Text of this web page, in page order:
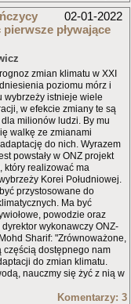
02-01-2022
pływające
zmian klimatu w XXI
poziomu mórz i
wybrzeży istnieje wiele
w efekcie zmiany te są
milionów ludzi. By mu
walkę ze zmianami
do nich. Wyrazem
powstały w ONZ projekt
który realizować ma
Korei Południowej.
przystosowane do
Ma być
powodzie oraz
wykonawczy ONZ-
Sharif: "Zrównoważone,
częścią dostępnego nam
do zmian klimatu.
nauczmy się żyć z nią w
Komentarzy: 3